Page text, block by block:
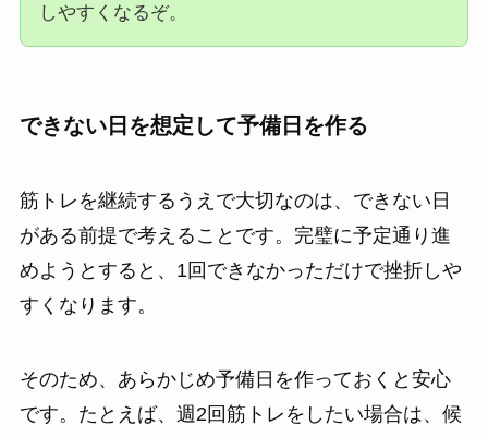
しやすくなるぞ。
できない日を想定して予備日を作る
筋トレを継続するうえで大切なのは、できない日
がある前提で考えることです。完璧に予定通り進
めようとすると、1回できなかっただけで挫折しや
すくなります。
そのため、あらかじめ予備日を作っておくと安心
です。たとえば、週2回筋トレをしたい場合は、候